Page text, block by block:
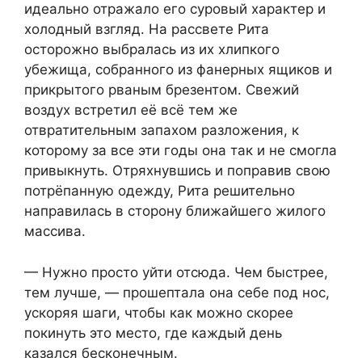
идеально отражало его суровый характер и
холодный взгляд. На рассвете Рита
осторожно выбралась из их хлипкого
убежища, собранного из фанерных ящиков и
прикрытого рваным брезентом. Свежий
воздух встретил её всё тем же
отвратительным запахом разложения, к
которому за все эти годы она так и не смогла
привыкнуть. Отряхнувшись и поправив свою
потрёпанную одежду, Рита решительно
направилась в сторону ближайшего жилого
массива.
— Нужно просто уйти отсюда. Чем быстрее,
тем лучше, — прошептала она себе под нос,
ускоряя шаги, чтобы как можно скорее
покинуть это место, где каждый день
казался бесконечным.